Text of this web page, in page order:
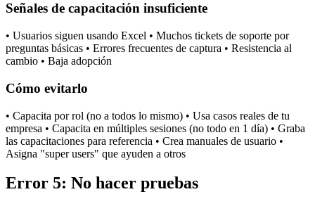
Señales de capacitación insuficiente
• Usuarios siguen usando Excel • Muchos tickets de soporte por
preguntas básicas • Errores frecuentes de captura • Resistencia al
cambio • Baja adopción
Cómo evitarlo
• Capacita por rol (no a todos lo mismo) • Usa casos reales de tu
empresa • Capacita en múltiples sesiones (no todo en 1 día) • Graba
las capacitaciones para referencia • Crea manuales de usuario •
Asigna "super users" que ayuden a otros
Error 5: No hacer pruebas